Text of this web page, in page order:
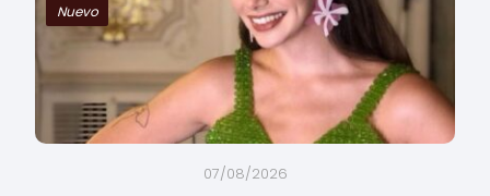
Nuevo
07/08/2026